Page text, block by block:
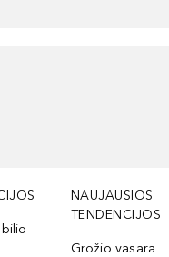
NAUJAUSIOS
TENDENCIJOS
Grožio vasara